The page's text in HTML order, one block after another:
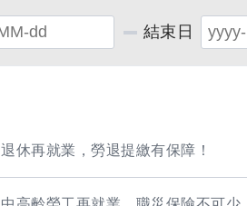
結束日
退休再就業，勞退提繳有保障！